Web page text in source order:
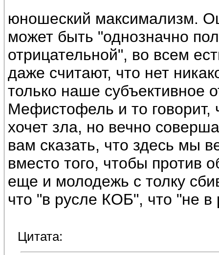
юношеский максимализм.
может быть "однозначно
отрицательной", во всем
даже считают, что нет
только наше субъективное
Мефистофель и то говорит,
хочет зла, но вечно
вам сказать, что здесь мы
вместо того, чтобы против
еще и молодежь с толку
что "в русле КОБ", что "не
Цитата: